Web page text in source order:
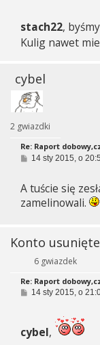
t
stach22,
Kulig nawet
cybel
2 gwiazdki
Re: Raport
P
t
14 sty 2015, o
A tuście się
zamelinowali.
Konto usunięte
6 gwiazdek
Re: Raport
P14 sty 2015, o
cybel,